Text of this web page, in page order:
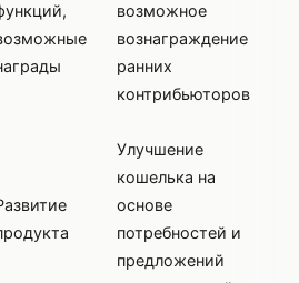
возможное
вознаграждение
ранних
контрибьюторов
Улучшение
кошелька на
основе
потребностей и
предложений